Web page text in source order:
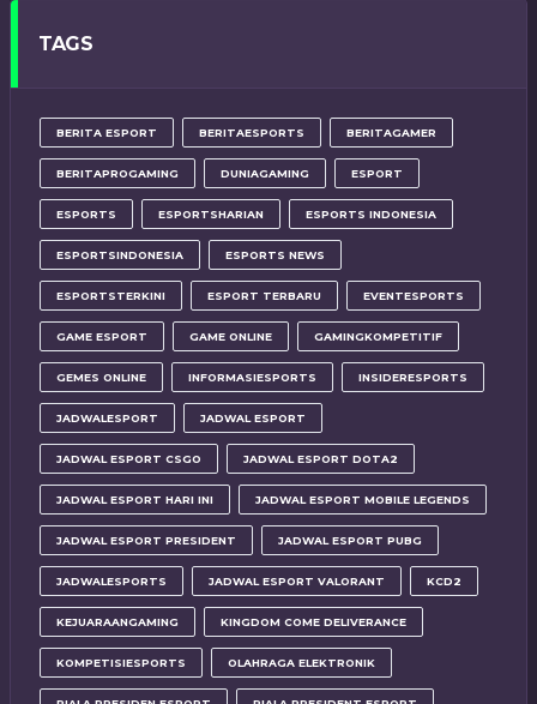
TAGS
BERITA ESPORT BERITAESPORTS BERITAGAMER
BERITAPROGAMING DUNIAGAMING ESPORT
ESPORTS ESPORTSHARIAN ESPORTS INDONESIA
ESPORTSINDONESIA ESPORTS NEWS
ESPORTSTERKINI ESPORT TERBARU EVENTESPORTS
GAME ESPORT GAME ONLINE GAMINGKOMPETITIF
GEMES ONLINE INFORMASIESPORTS INSIDERESPORTS
JADWALESPORT JADWAL ESPORT
JADWAL ESPORT CSGO JADWAL ESPORT DOTA2
JADWAL ESPORT HARI INI JADWAL ESPORT MOBILE LEGENDS
JADWAL ESPORT PRESIDENT JADWAL ESPORT PUBG
JADWALESPORTS JADWAL ESPORT VALORANT KCD2
KEJUARAANGAMING KINGDOM COME DELIVERANCE
KOMPETISIESPORTS OLAHRAGA ELEKTRONIK